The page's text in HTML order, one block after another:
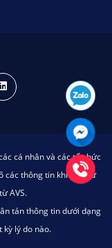
cá nhân và các tổ chức
các thông tin khi bạn sử
AVS.
tán thông tin dưới dạng
kỳ lý do nào.